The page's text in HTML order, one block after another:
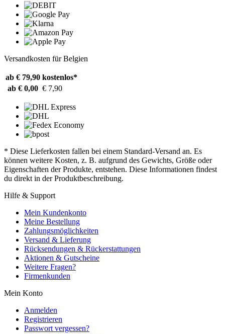
Versandkosten für Belgien
ab € 79,90 kostenlos*
ab € 0,00 € 7,90
* Diese Lieferkosten fallen bei einem Standard-Versand an. Es
können weitere Kosten, z. B. aufgrund des Gewichts, Größe oder
Eigenschaften der Produkte, entstehen. Diese Informationen findest
du direkt in der Produktbeschreibung.
Hilfe & Support
Mein Kundenkonto
Meine Bestellung
Zahlungsmöglichkeiten
Versand & Lieferung
Rücksendungen & Rückerstattungen
Aktionen & Gutscheine
Weitere Fragen?
Firmenkunden
Mein Konto
Anmelden
Registrieren
Passwort vergessen?